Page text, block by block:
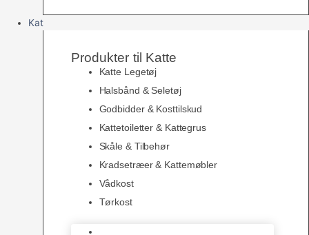
Kat
Produkter til Katte
Katte Legetøj
Halsbånd & Seletøj
Godbidder & Kosttilskud
Kattetoiletter & Kattegrus
Skåle & Tilbehør
Kradsetræer & Kattemøbler
Vådkost
Tørkost